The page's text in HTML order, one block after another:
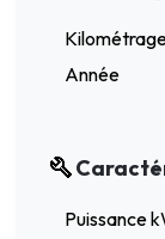
Année
Puissance